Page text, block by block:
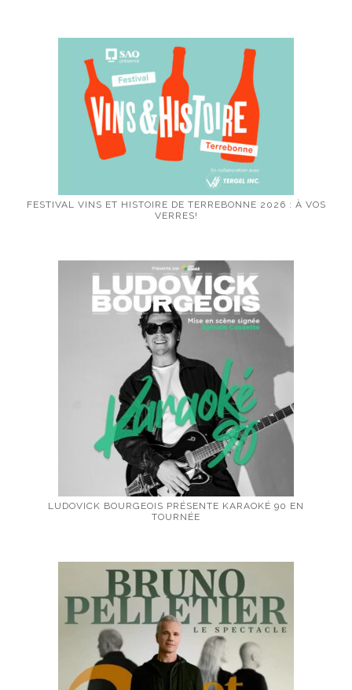
FESTIVAL VINS ET HISTOIRE DE TERREBONNE 2026 : À VOS
VERRES!
LUDOVICK BOURGEOIS PRÉSENTE KARAOKÉ 90 EN
TOURNÉE